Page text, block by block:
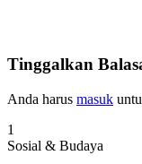
Tinggalkan
Anda harus masuk
1
Sosial & Budaya